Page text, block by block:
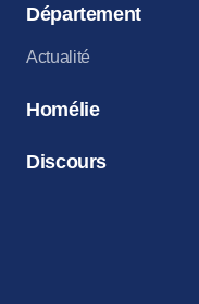
Département
Actualité
Homélie
Discours